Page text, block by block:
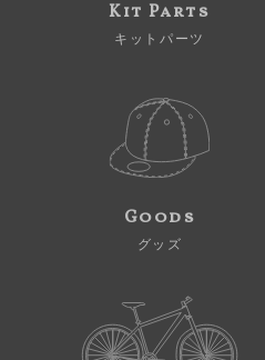
Kit Parts
キットパーツ
Goods
グッズ